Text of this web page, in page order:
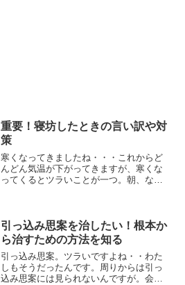
重要！寝坊したときの言い訳や対
策
寒くなってきましたね・・・これからど
んどん気温が下がってきますが、寒くな
ってくるとツラいことが一つ。朝、なか
こうしている間に二度寝しち...
引っ込み思案を治したい！根本か
ら治すための方法を知る
引っ込み思案。ツラいですよね・・わた
しもそうだったんです。周りからは引っ
込み思案には見られないんですが。会議